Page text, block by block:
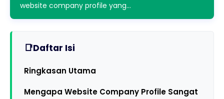
website company profile yang…
Daftar Isi
Ringkasan Utama
Mengapa Website Company Profile Sangat